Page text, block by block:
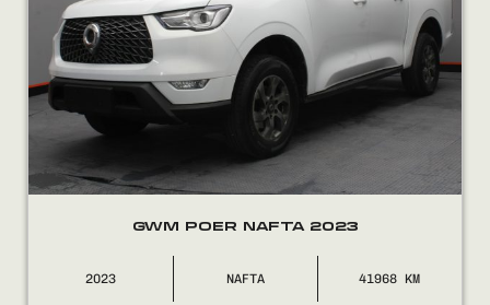
GWM POER NAFTA 2023
2023 NAFTA 41968